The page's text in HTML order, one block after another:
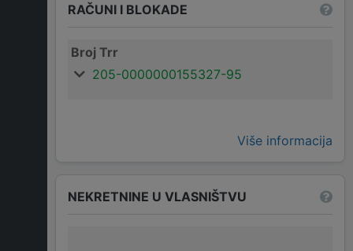
RAČUNI I BLOKADE
Broj Trr
205-0000000155327-95
Više informacija
NEKRETNINE U VLASNIŠTVU